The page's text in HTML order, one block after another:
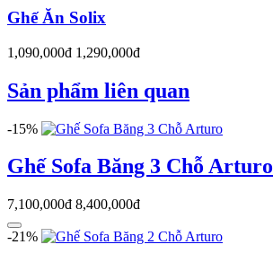
Ghế Ăn Solix
1,090,000đ 1,290,000đ
Sản phẩm liên quan
-15%
Ghế Sofa Băng 3 Chỗ Arturo
7,100,000đ 8,400,000đ
-21%